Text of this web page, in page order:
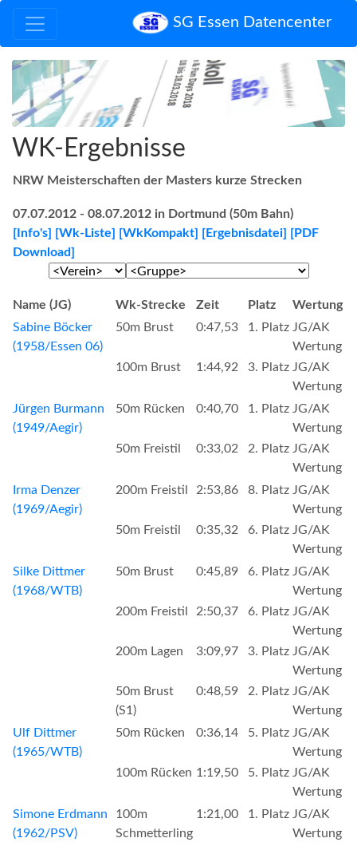
SG Essen Datencenter
WK-Ergebnisse
NRW Meisterschaften der Masters kurze Strecken
07.07.2012 - 08.07.2012 in Dortmund (50m Bahn)
[Info's]
[Wk-Liste] [WkKompakt] [Ergebnisdatei]
[PDF
Download]
Name (JG) Wk-Strecke Zeit Platz
Wertung
Sabine Böcker
(1958/Essen 06)
50m Brust 0:47,53 1. Platz JG/AK
Wertung
100m Brust
1:44,92 3. Platz JG/AK
Wertung
Jürgen Burmann
(1949/Aegir)
50m Rücken 0:40,70 1. Platz JG/AK
Wertung
50m Freistil
0:33,02 2. Platz JG/AK
Wertung
Irma Denzer
(1969/Aegir)
200m Freistil 2:53,86 8. Platz JG/AK
Wertung
50m Freistil
0:35,32 6. Platz JG/AK
Wertung
Silke Dittmer
(1968/WTB)
50m Brust 0:45,89 6. Platz JG/AK
Wertung
200m Freistil
2:50,37 6. Platz JG/AK
Wertung
200m Lagen
3:09,97 3. Platz JG/AK
Wertung
50m Brust
(S1)
0:48,59 2. Platz JG/AK
Wertung
Ulf Dittmer
(1965/WTB)
50m Rücken 0:36,14 5. Platz JG/AK
Wertung
100m Rücken 1:19,50 5. Platz JG/AK
Wertung
Simone Erdmann
(1962/PSV)
100m
Schmetterling
1:21,00 1. Platz JG/AK
Wertung